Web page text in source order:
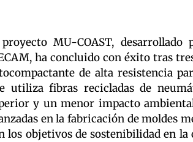
MU-COAST,
ha concluido con éxito tras
de alta resistencia
utiliza fibras recicladas de
y un menor impacto
en la fabricación de moldes
los objetivos de sostenibilidad en